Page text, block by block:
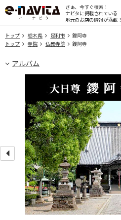
さぁ、今すぐ検索！
ナビタに掲載されている
地元のお店の情報が満載！
トップ 栃木県 足利市
鑁阿寺
トップ
寺院 仏教寺院 鑁阿寺
アルバム